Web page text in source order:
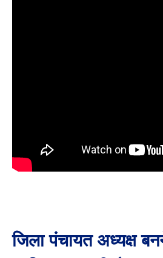
जिला पंचायत अध्यक्ष